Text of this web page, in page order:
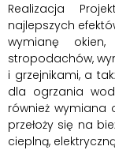
Realizacja
najlepszych
wymianę
stropodachów,
i grzejnikami, a
dla ogrzania
również wymiana
przełoży się na
cieplną,